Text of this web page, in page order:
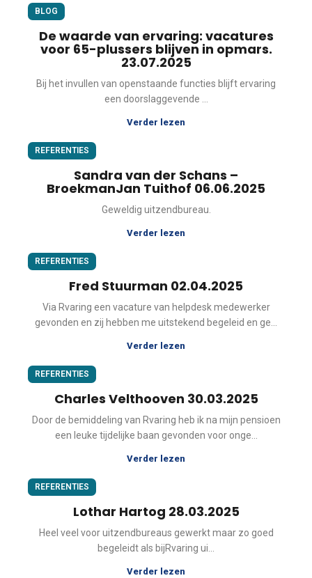
BLOG
De waarde van ervaring: vacatures
voor 65-plussers blijven in opmars.
23.07.2025
Bij het invullen van openstaande functies blijft ervaring
een doorslaggevende ...
Verder lezen
REFERENTIES
Sandra van der Schans –
BroekmanJan Tuithof 06.06.2025
Geweldig uitzendbureau.
Verder lezen
REFERENTIES
Fred Stuurman 02.04.2025
Via Rvaring een vacature van helpdesk medewerker
gevonden en zij hebben me uitstekend begeleid en ge...
Verder lezen
REFERENTIES
Charles Velthooven 30.03.2025
Door de bemiddeling van Rvaring heb ik na mijn pensioen
een leuke tijdelijke baan gevonden voor onge...
Verder lezen
REFERENTIES
Lothar Hartog 28.03.2025
Heel veel voor uitzendbureaus gewerkt maar zo goed
begeleidt als bijRvaring ui...
Verder lezen